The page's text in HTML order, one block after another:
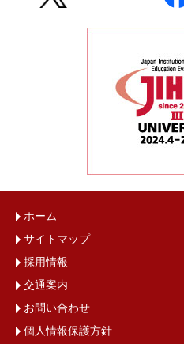
ホーム
サイトマップ
採用情報
交通案内
お問い合わせ
個人情報保護方針